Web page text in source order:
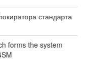
стандарта
forms the system